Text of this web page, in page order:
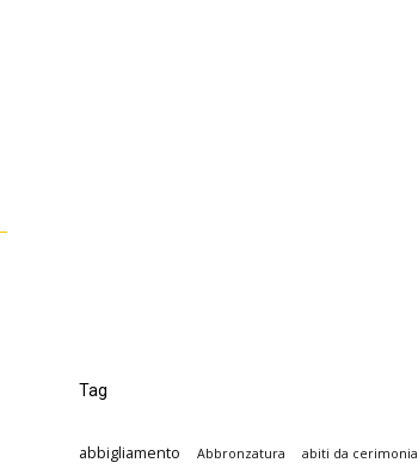
Tag
abbigliamento Abbronzatura abiti da cerimonia